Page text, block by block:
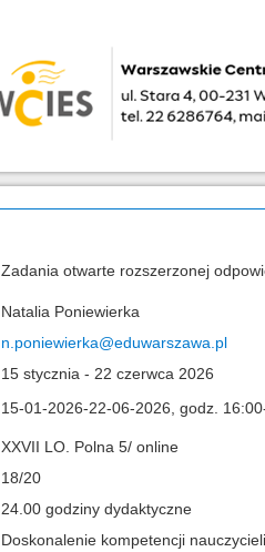
Zadania otwarte rozszerzonej
Natalia Poniewierka
n.poniewierka@eduwarszawa.pl
15 stycznia - 22 czerwca 2026
15-01-2026-22-06-2026, godz.
XXVII LO. Polna 5/ online
18/20
24.00 godziny dydaktyczne
Doskonalenie kompetencji